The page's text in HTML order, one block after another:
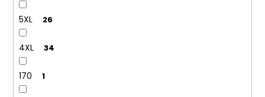
5XL 26
4XL 34
170 1